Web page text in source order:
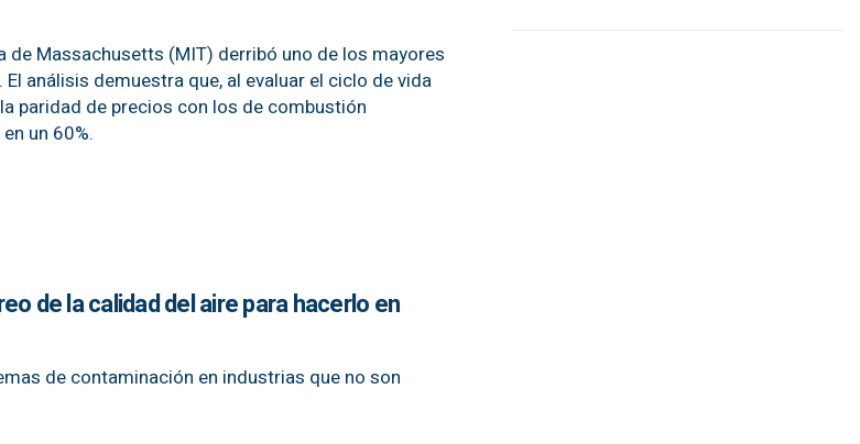
Massachusetts (MIT) derribó uno de los mayores
análisis demuestra que, al evaluar el ciclo de vida
paridad de precios con los de combustión
un 60%.
de la calidad del aire para hacerlo en
de contaminación en industrias que no son